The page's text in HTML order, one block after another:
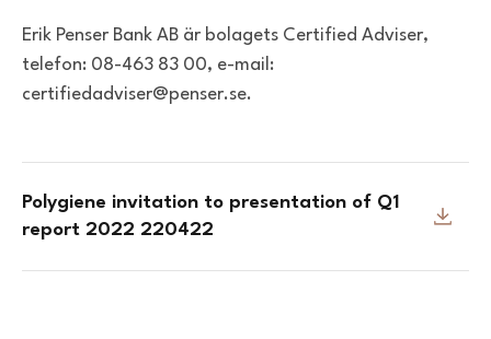
Erik Penser Bank AB är bolagets Certified Adviser,
telefon: 08-463 83 00, e-mail:
certifiedadviser@penser.se.
Polygiene invitation to presentation of Q1
report 2022 220422